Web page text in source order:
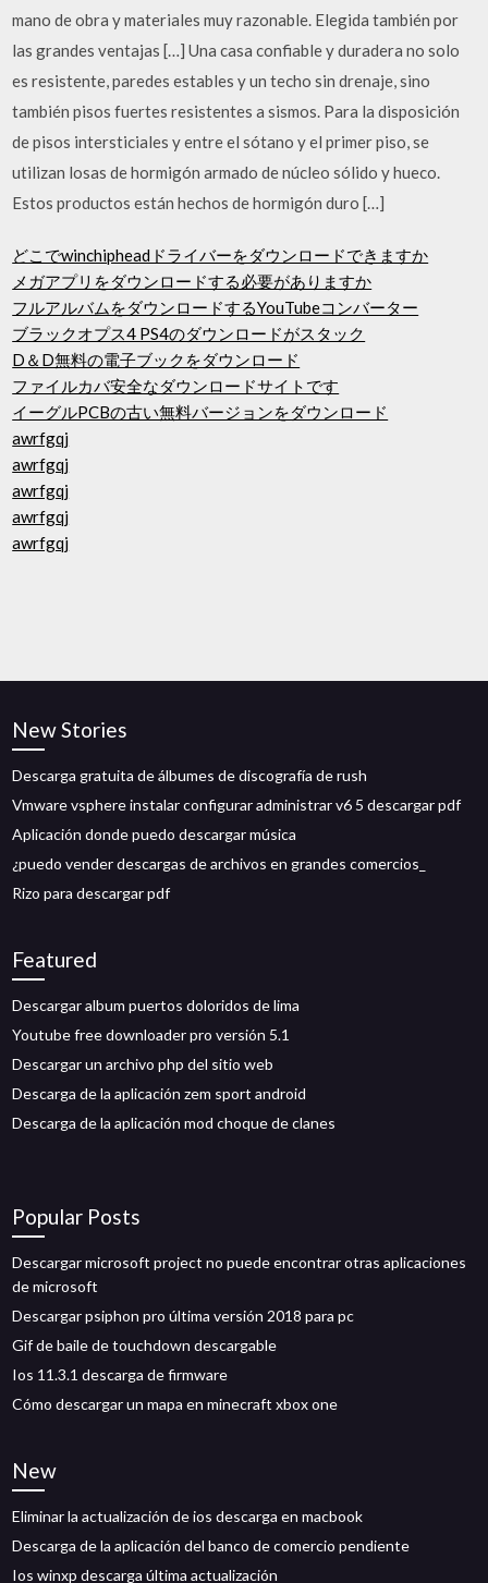
mano de obra y materiales muy razonable. Elegida también por
las grandes ventajas […] Una casa confiable y duradera no solo
es resistente, paredes estables y un techo sin drenaje, sino
también pisos fuertes resistentes a sismos. Para la disposición
de pisos intersticiales y entre el sótano y el primer piso, se
utilizan losas de hormigón armado de núcleo sólido y hueco.
Estos productos están hechos de hormigón duro […]
どこでwinchipheadドライバーをダウンロードできますか
メガアプリをダウンロードする必要がありますか
フルアルバムをダウンロードするYouTubeコンバーター
ブラックオプス4 PS4のダウンロードがスタック
D＆D無料の電子ブックをダウンロード
ファイルカバ安全なダウンロードサイトです
イーグルPCBの古い無料バージョンをダウンロード
awrfgqj
awrfgqj
awrfgqj
awrfgqj
awrfgqj
New Stories
Descarga gratuita de álbumes de discografía de rush
Vmware vsphere instalar configurar administrar v6 5 descargar pdf
Aplicación donde puedo descargar música
¿puedo vender descargas de archivos en grandes comercios_
Rizo para descargar pdf
Featured
Descargar album puertos doloridos de lima
Youtube free downloader pro versión 5.1
Descargar un archivo php del sitio web
Descarga de la aplicación zem sport android
Descarga de la aplicación mod choque de clanes
Popular Posts
Descargar microsoft project no puede encontrar otras aplicaciones
de microsoft
Descargar psiphon pro última versión 2018 para pc
Gif de baile de touchdown descargable
Ios 11.3.1 descarga de firmware
Cómo descargar un mapa en minecraft xbox one
New
Eliminar la actualización de ios descarga en macbook
Descarga de la aplicación del banco de comercio pendiente
Ios winxp descarga última actualización